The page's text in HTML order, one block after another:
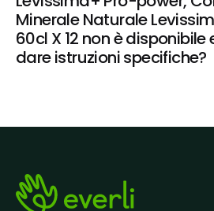
Minerale Naturale
60cl X 12 non è disponibile
dare istruzioni specifiche?